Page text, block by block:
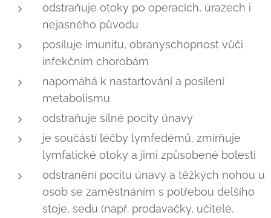
odstraňuje otoky po operacích, úrazech i
nejasného původu
posiluje imunitu, obranyschopnost vůči
infekčním chorobám
napomáhá k nastartování a posílení
metabolismu
odstraňuje silné pocity únavy
je součástí léčby lymfedémů, zmírňuje
lymfatické otoky a jimi způsobené bolesti
odstranění pocitu únavy a těžkých nohou u
osob se zaměstnáním s potřebou delšího
stoje, sedu (např. prodavačky, učitelé,